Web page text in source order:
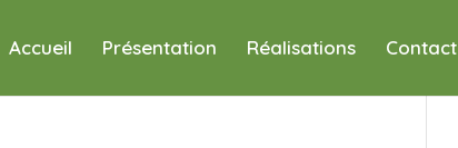
Accueil Présentation Réalisations Contact